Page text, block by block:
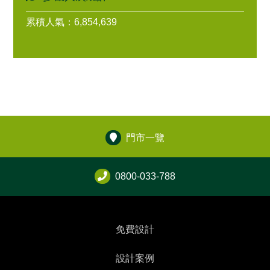
累積人氣：6,854,639
門市一覽
0800-033-788
免費設計
設計案例